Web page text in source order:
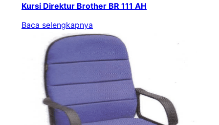
Kursi Direktur Brother BR 111 AH
Baca selengkapnya